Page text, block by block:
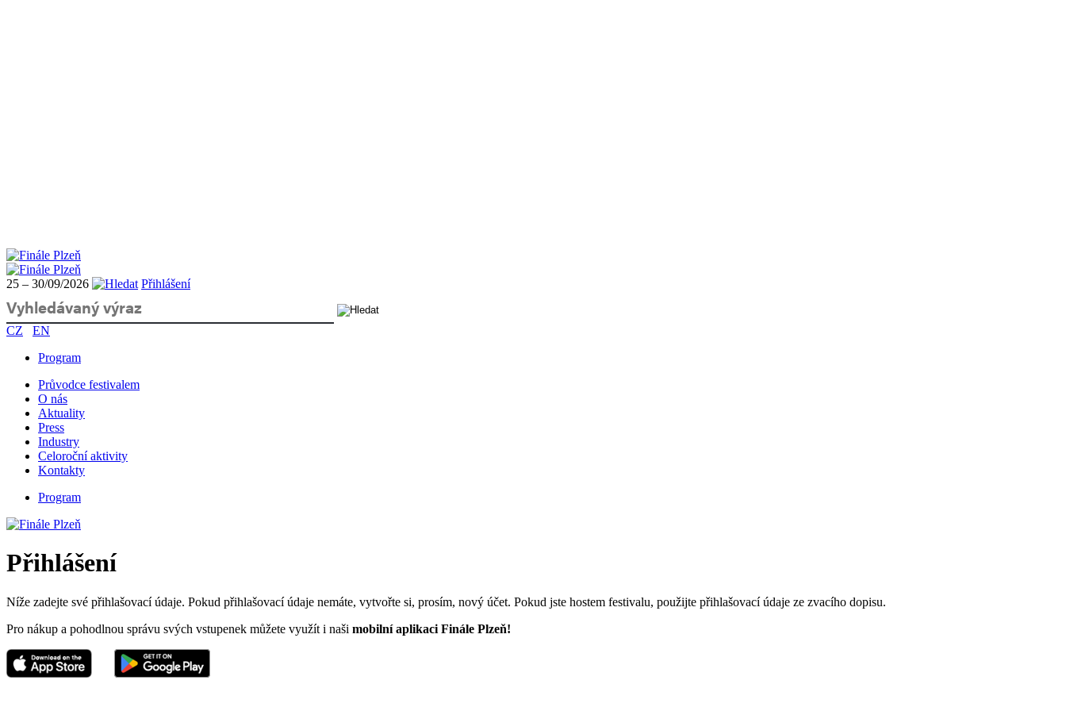
25 – 30/09/2026 Přihlášení
CZ
EN
Program
Průvodce festivalem
O nás
Aktuality
Press
Industry
Celoroční aktivity
Kontakty
Program
Přihlášení
Níže zadejte své přihlašovací údaje. Pokud přihlašovací údaje nemáte, vytvořte si, prosím, nový účet. Pokud jste hostem festivalu, použijte přihlašovací údaje ze zvacího dopisu.
Pro nákup a pohodlnou správu svých vstupenek můžete využít i naši mobilní aplikaci Finále Plzeň!